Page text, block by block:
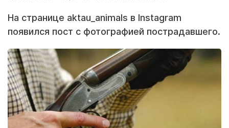
На странице aktau_animals в Instagram
появился пост с фотографией пострадавшего.